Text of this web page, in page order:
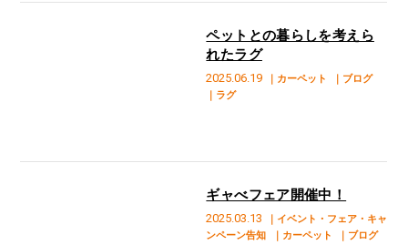
2025.06.19 ｜カーペット
｜ブログ
｜ラグ
ペットとの暮らしを考えら
れたラグ
2025.03.13
｜イベント・フェア・キャ
ンペーン告知
｜カーペット
｜ブログ
ギャべフェア開催中！